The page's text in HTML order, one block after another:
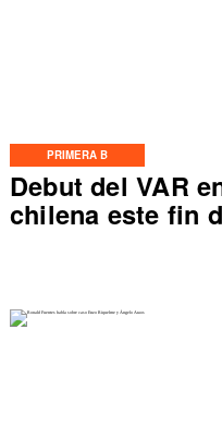
PRIMERA B
Debut del VAR
chilena este fin